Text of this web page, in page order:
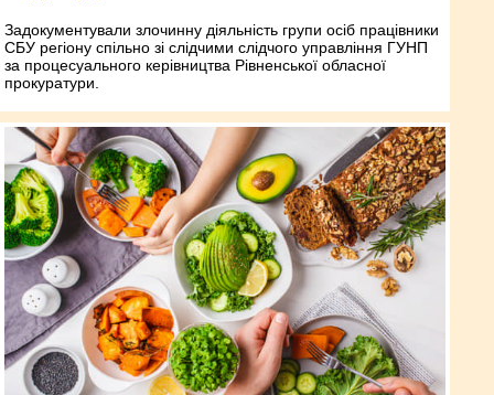
Задокументували злочинну діяльність групи осіб працівники
СБУ регіону спільно зі слідчими слідчого управління ГУНП
за процесуального керівництва Рівненської обласної
прокуратури.